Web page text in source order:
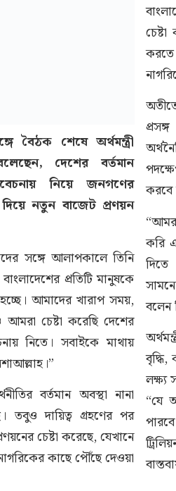
বৈঠক শেষে অর্থমন্ত্রী
দেশের বর্তমান
নিয়ে জনগণের
নতুন বাজেট প্রণয়ন
সঙ্গে আলাপকালে তিনি
প্রতিটি মানুষকে
আমাদের খারাপ সময়,
চেষ্টা করেছি দেশের
নিতে। সবাইকে মাথায়
বর্তমান অবস্থা নানা
তবুও দায়িত্ব গ্রহণের পর
চেষ্টা করেছে, যেখানে
কাছে পৌঁছে দেওয়া
করতে
করবে
করি
বলেন
বৃদ্ধি,
লক্ষ্য
“যে